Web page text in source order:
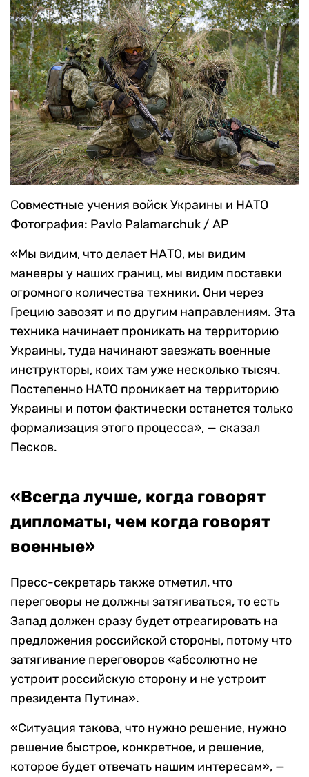
Совместные учения войск Украины и НАТО
Фотография: Pavlo Palamarchuk / AP
«Мы видим, что делает НАТО, мы видим
маневры у наших границ, мы видим поставки
огромного количества техники. Они через
Грецию завозят и по другим направлениям. Эта
техника начинает проникать на территорию
Украины, туда начинают заезжать военные
инструкторы, коих там уже несколько тысяч.
Постепенно НАТО проникает на территорию
Украины и потом фактически останется только
формализация этого процесса», — сказал
Песков.
«Всегда лучше, когда говорят
дипломаты, чем когда говорят
военные»
Пресс-секретарь также отметил, что
переговоры не должны затягиваться, то есть
Запад должен сразу будет отреагировать на
предложения российской стороны, потому что
затягивание переговоров «абсолютно не
устроит российскую сторону и не устроит
президента Путина».
«Ситуация такова, что нужно решение, нужно
решение быстрое, конкретное, и решение,
которое будет отвечать нашим интересам», —